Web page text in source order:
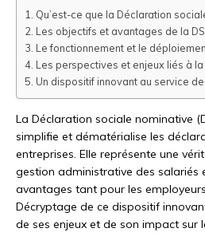
Qu’est-ce que la Déclaration
Les objectifs et avantages de la
Le fonctionnement et le
Les perspectives et enjeux liés à la
Un dispositif innovant au service
La Déclaration sociale nominative
simplifie et dématérialise les
entreprises. Elle représente une
gestion administrative des salariés
avantages tant pour les
Décryptage de ce dispositif
de ses enjeux et de son impact sur